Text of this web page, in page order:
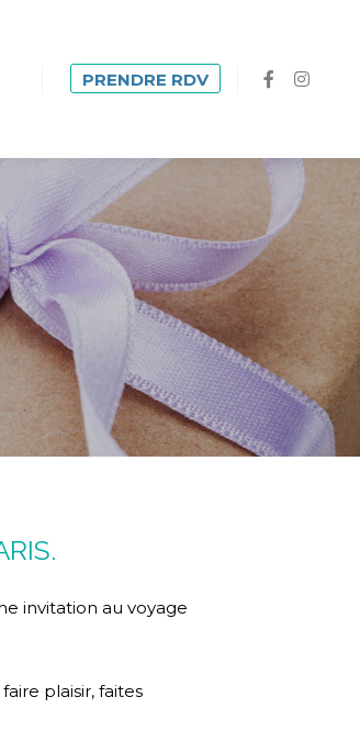
PRENDRE RDV
invitation au voyage
plaisir, faites